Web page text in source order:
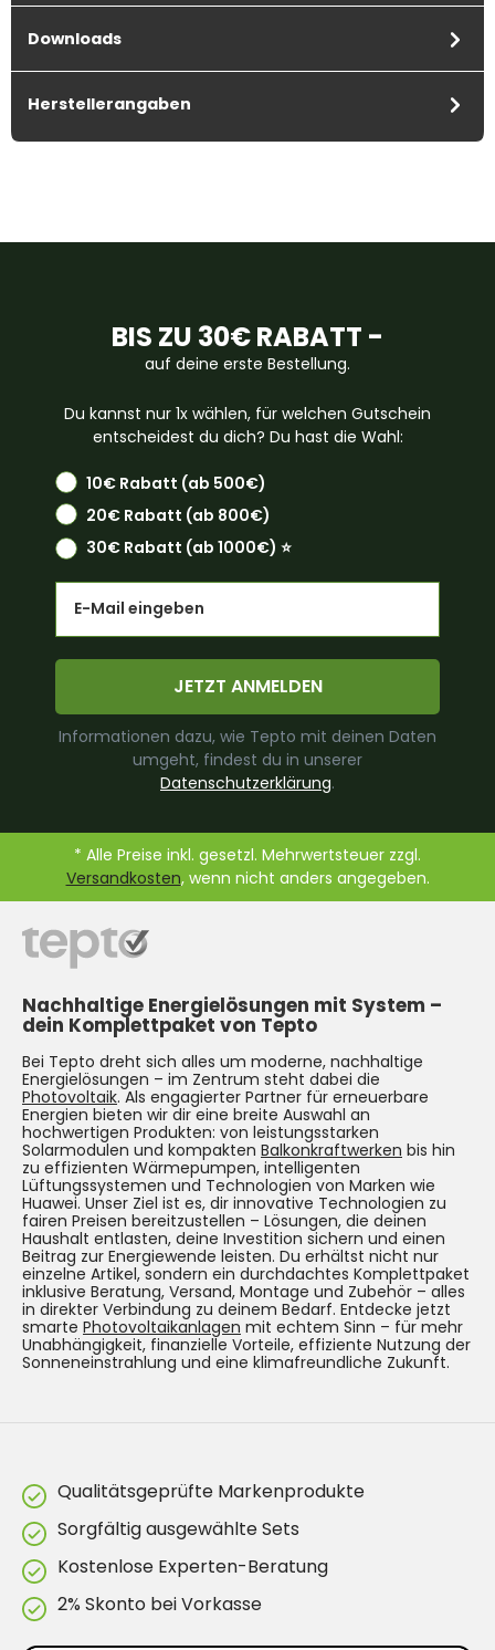
Downloads
Herstellerangaben
BIS ZU 30€ RABATT -
auf deine erste Bestellung.
Du kannst nur 1x wählen, für welchen Gutschein
entscheidest du dich? Du hast die Wahl:
10€ Rabatt (ab 500€)
20€ Rabatt (ab 800€)
30€ Rabatt (ab 1000€) ⭐️
JETZT ANMELDEN
Informationen dazu, wie Tepto mit deinen Daten
umgeht, findest du in unserer
Datenschutzerklärung.
* Alle Preise inkl. gesetzl. Mehrwertsteuer zzgl.
Versandkosten, wenn nicht anders angegeben.
Nachhaltige Energielösungen mit System –
dein Komplettpaket von Tepto
Bei Tepto dreht sich alles um moderne, nachhaltige
Energielösungen – im Zentrum steht dabei die
Photovoltaik. Als engagierter Partner für erneuerbare
Energien bieten wir dir eine breite Auswahl an
hochwertigen Produkten: von leistungsstarken
Solarmodulen und kompakten Balkonkraftwerken bis hin
zu effizienten Wärmepumpen, intelligenten
Lüftungssystemen und Technologien von Marken wie
Huawei. Unser Ziel ist es, dir innovative Technologien zu
fairen Preisen bereitzustellen – Lösungen, die deinen
Haushalt entlasten, deine Investition sichern und einen
Beitrag zur Energiewende leisten. Du erhältst nicht nur
einzelne Artikel, sondern ein durchdachtes Komplettpaket
inklusive Beratung, Versand, Montage und Zubehör – alles
in direkter Verbindung zu deinem Bedarf. Entdecke jetzt
smarte Photovoltaikanlagen mit echtem Sinn – für mehr
Unabhängigkeit, finanzielle Vorteile, effiziente Nutzung der
Sonneneinstrahlung und eine klimafreundliche Zukunft.
Qualitätsgeprüfte Markenprodukte
Sorgfältig ausgewählte Sets
Kostenlose Experten-Beratung
2% Skonto bei Vorkasse